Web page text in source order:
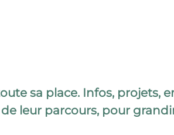
sa place. Infos, projets,
leur parcours, pour